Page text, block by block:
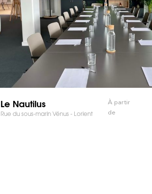
Le Nautilus
Rue du sous-marin Vénus - Lorient
À partir
de